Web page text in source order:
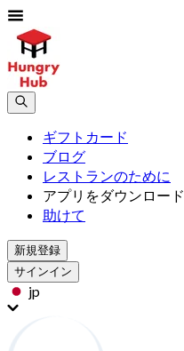
ギフトカード
ブログ
レストランのために
アプリをダウンロード
助けて
新規登録
サインイン
jp